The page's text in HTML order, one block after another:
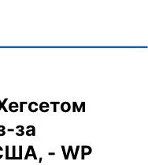
за
- WP